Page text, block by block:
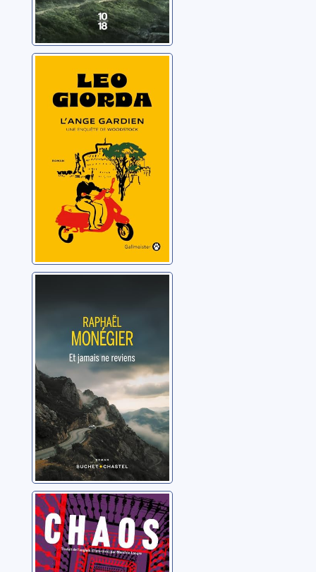
Giorda, Leo
reviens
Monégier, Raphaël
Chaos
Bollen, Christopher